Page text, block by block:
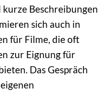
kurze Beschreibungen
sich auch in
für Filme, die oft
zur Eignung für
Das Gespräch